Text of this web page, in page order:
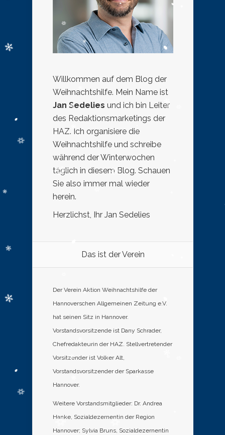
Willkommen auf dem Blog der
Weihnachtshilfe. Mein Name ist
Jan Sedelies und ich bin Leiter
des Redaktionsmarketings der
HAZ. Ich organisiere die
Weihnachtshilfe und schreibe
während der Winterwochen
täglich in diesem Blog. Schauen
Sie also immer mal wieder
herein.
Herzlichst, Ihr Jan Sedelies
Das ist der Verein
Der Verein Aktion Weihnachtshilfe der
Hannoverschen Allgemeinen Zeitung e.V.
hat seinen Sitz in Hannover.
Vorstandsvorsitzende ist Dany Schrader,
Chefredakteurin der HAZ. Stellvertretender
Vorsitzender ist Volker Alt,
Vorstandsvorsitzender der Sparkasse
Hannover.
Weitere Vorstandsmitglieder: Dr. Andrea
Hanke, Sozialdezernentin der Region
Hannover; Sylvia Bruns, Sozialdezernentin